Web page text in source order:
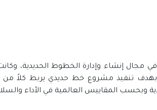
إنشاء وإدارة الخطوط الحديدية، وكانت
(سار) بهدف تنفيذ مشروع خط حديدي يربط كلاً
وبحسب المقاييس العالمية في الأداء